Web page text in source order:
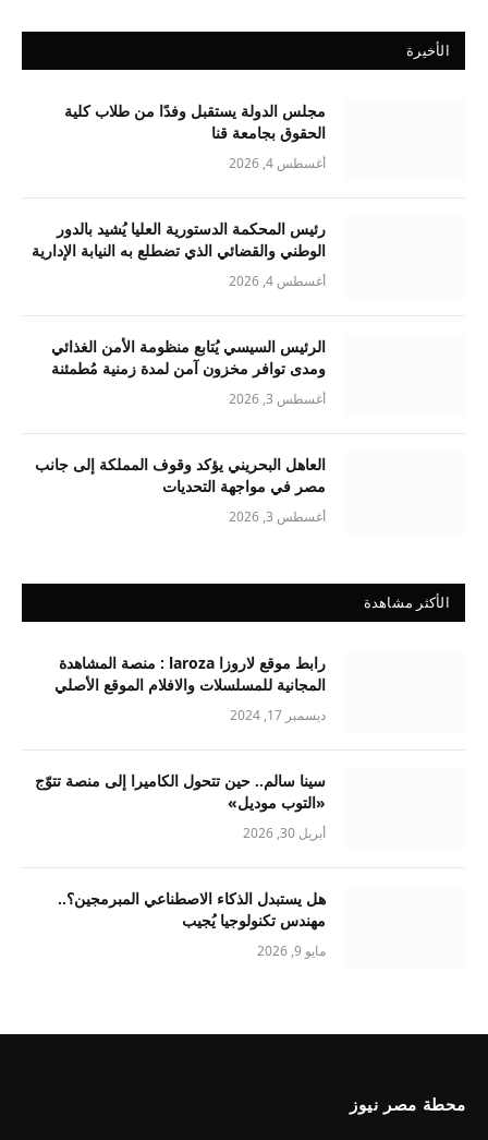
الأخيرة
مجلس الدولة يستقبل وفدًا من طلاب كلية
الحقوق بجامعة قنا
أغسطس 4, 2026
رئيس المحكمة الدستورية العليا يُشيد بالدور
الوطني والقضائي الذي تضطلع به النيابة الإدارية
أغسطس 4, 2026
الرئيس السيسي يُتابع منظومة الأمن الغذائي
ومدى توافر مخزون آمن لمدة زمنية مُطمئنة
أغسطس 3, 2026
العاهل البحريني يؤكد وقوف المملكة إلى جانب
مصر في مواجهة التحديات
أغسطس 3, 2026
الأكثر مشاهدة
رابط موقع لاروزا laroza : منصة المشاهدة
المجانية للمسلسلات والافلام الموقع الأصلي
ديسمبر 17, 2024
سينا سالم.. حين تتحول الكاميرا إلى منصة تتوّج
«التوب موديل»
أبريل 30, 2026
هل يستبدل الذكاء الاصطناعي المبرمجين؟..
مهندس تكنولوجيا يُجيب
مايو 9, 2026
محطة مصر نيوز